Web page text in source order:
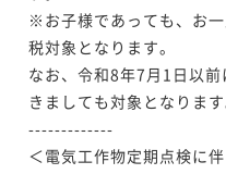
※お子様であっても、お
税対象となります。
なお、令和8年7月1日以
きましても対象となります
-------------
＜電気工作物定期点検に